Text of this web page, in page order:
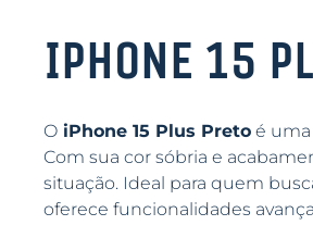
IPHONE 15
OiPhone 15 Plus Pretoé uma
Com sua cor sóbria e
situação. Ideal para quem
oferece funcionalidades